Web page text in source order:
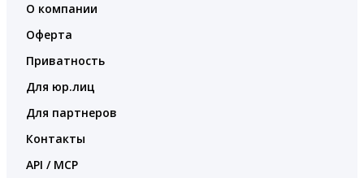
О компании
Оферта
Приватность
Для юр.лиц
Для партнеров
Контакты
API / MCP